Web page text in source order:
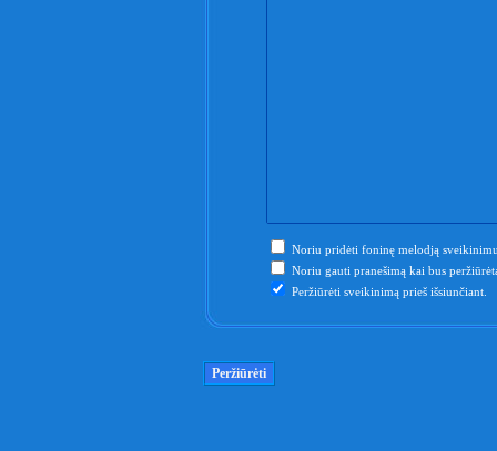
Noriu pridėti foninę melodją
Noriu gauti pranešimą kai bus
Peržiūrėti sveikinimą prieš išsiunčiant.